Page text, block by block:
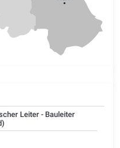
Leiter - Bauleiter